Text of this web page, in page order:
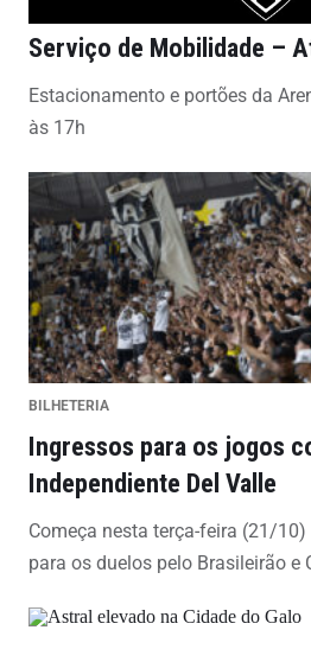
Serviço de Mobilidade –
Estacionamento e portões da
às 17h
BILHETERIA
Ingressos para os jogos
Independiente Del Valle
Começa nesta terça-feira (21/
para os duelos pelo Brasileirão e